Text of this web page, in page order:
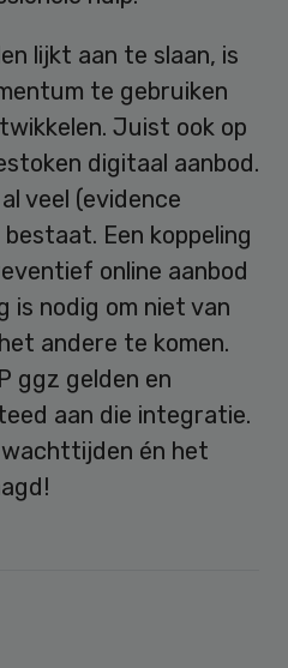
lijkt aan te slaan, is
te gebruiken
Juist ook op
digitaal aanbod.
veel (evidence
Een koppeling
online aanbod
is nodig om niet van
andere te komen.
ggz gelden en
aan die integratie.
én het